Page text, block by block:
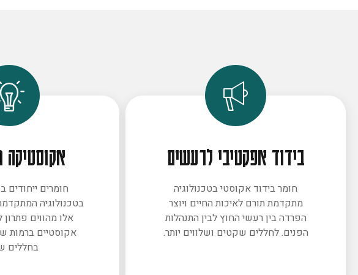
בידוד אפקטיבי לרעשים
חומר בידוד אקוסטי בטכנולוגיה
מתקדמת תורם לאיכות החיים ויוצר
הפרדה בין רעשי החוץ לבין התנהלות
הפנים. לחללים שקטים ושלווים יותר.
חומרים ייחודים
בטכנולוגיה
אלו מהווים
אקוסטיים ברמות
בחללים